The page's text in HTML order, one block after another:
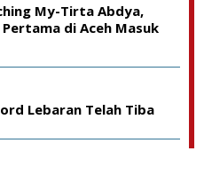
My-Tirta Abdya,
di Aceh Masuk
Lebaran Telah Tiba